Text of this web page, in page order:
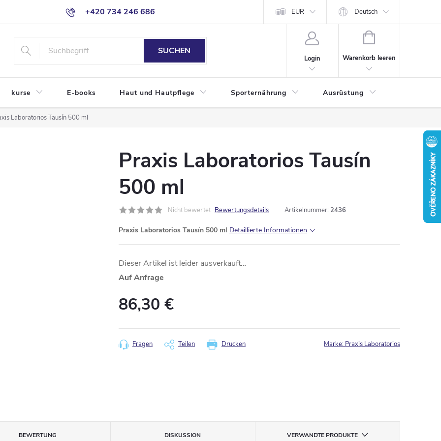
+420 734 246 686 EUR Deutsch
SUCHEN
Login
WARENKORB
Warenkorb leeren
kurse E-books Haut und Hautpflege Sporternährung Ausrüstung
Laboratorios Tausín 500 ml
Praxis Laboratorios Tausín
500 ml
Nicht bewertet Bewertungsdetails Artikelnummer: 2436
Praxis Laboratorios Tausín 500 ml Detaillierte Informationen
Dieser Artikel ist leider ausverkauft…
Auf Anfrage
86,30 €
Drucken
Fragen Teilen Marke: Praxis Laboratorios
BEWERTUNG DISKUSSION VERWANDTE PRODUKTE